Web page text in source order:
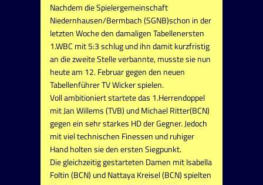
Nachdem die Spielergemeinschaft
Niedernhausen/Bermbach (SGNB)schon in der
letzten Woche den damaligen Tabellenersten
1.WBC mit 5:3 schlug und ihn damit kurzfristig
an die zweite Stelle verbannte, musste sie nun
heute am 12. Februar gegen den neuen
Tabellenführer TV Wicker spielen.
Voll ambitioniert startete das 1.Herrendoppel
mit Jan Willems (TVB) und Michael Ritter(BCN)
gegen ein sehr starkes HD der Gegner. Jedoch
mit viel technischen Finessen und ruhiger
Hand holten sie den ersten Siegpunkt.
Die gleichzeitig gestarteten Damen mit Isabella
Foltin (BCN) und Nattaya Kreisel (BCN) spielten